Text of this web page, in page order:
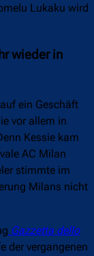
Lukaku wird
wieder in
ein Geschäft
vor allem in
Kessie kam
AC Milan
stimmte im
Milans nicht
Gazzetta dello
der vergangenen